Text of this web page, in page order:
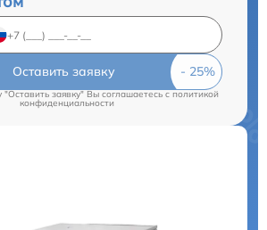
Оставить заявку
заявку" Вы соглашаетесь c политикой
конфиденциальности